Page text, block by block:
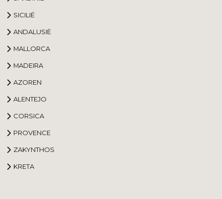
SICILIË
ANDALUSIË
MALLORCA
MADEIRA
AZOREN
ALENTEJO
CORSICA
PROVENCE
ZAKYNTHOS
KRETA